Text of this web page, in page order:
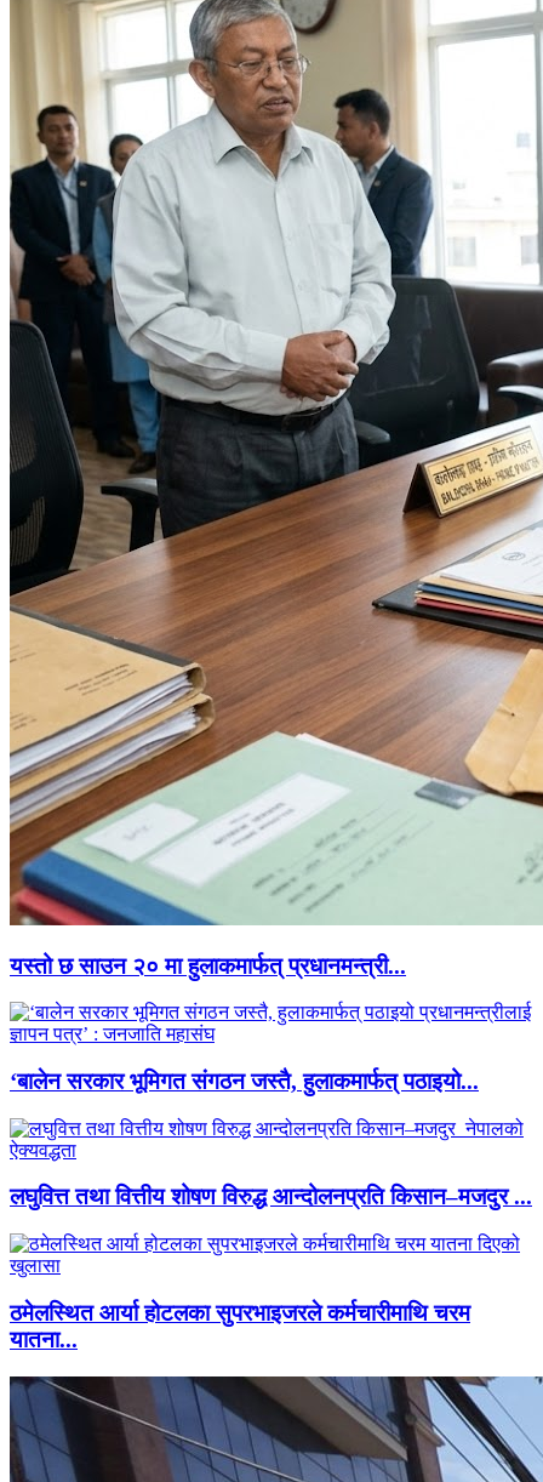
यस्तो छ साउन २० मा हुलाकमार्फत् प्रधानमन्त्री...
‘बालेन सरकार भूमिगत संगठन जस्तै, हुलाकमार्फत् पठाइयो...
लघुवित्त तथा वित्तीय शोषण विरुद्ध आन्दोलनप्रति किसान–मजदुर ...
ठमेलस्थित आर्या होटलका सुपरभाइजरले कर्मचारीमाथि चरम
यातना...